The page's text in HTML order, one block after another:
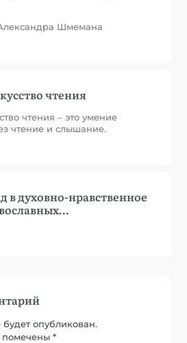
Шмемана
чтения
чтения – это умение
чтение и слышание.
в духовно-нравственное
опубликован.
помечены*